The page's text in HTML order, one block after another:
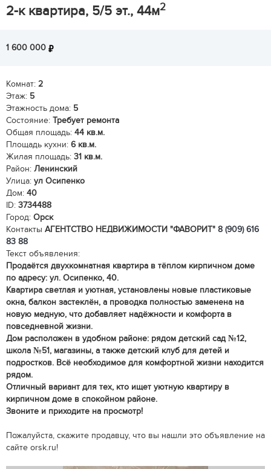
2-к квартира, 5/5 эт., 44м2
1 600 000
Комнат: 2
Этаж: 5
Этажность дома: 5
Состояние: Требует ремонта
Общая площадь: 44 кв.м.
Площадь кухни: 6 кв.м.
Жилая площадь: 31 кв.м.
Район: Ленинский
Улица: ул Осипенко
Дом: 40
ID: 3734488
Город: Орск
Контакты АГЕНТСТВО НЕДВИЖИМОСТИ "ФАВОРИТ" 8 (909) 616
83 88
Текст объявления:
Продаётся двухкомнатная квартира в тёплом кирпичном доме
по адресу: ул. Осипенко, 40.
Квартира светлая и уютная, установлены новые пластиковые
окна, балкон застеклён, а проводка полностью заменена на
новую медную, что добавляет надёжности и комфорта в
повседневной жизни.
Дом расположен в удобном районе: рядом детский сад №12,
школа №51, магазины, а также детский клуб для детей и
подростков. Всё необходимое для комфортной жизни находится
рядом.
Отличный вариант для тех, кто ищет уютную квартиру в
кирпичном доме в спокойном районе.
Звоните и приходите на просмотр!
Пожалуйста, скажите продавцу, что вы нашли это объявление на
сайте orsk.ru!